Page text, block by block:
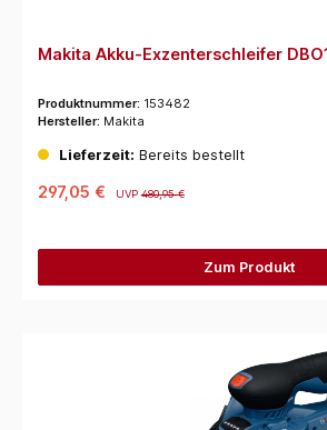
Makita Akku-Exzenterschleifer
Produktnummer: 153482
Hersteller: Makita
Lieferzeit: Bereits bestellt
297,05 € UVP480,95 €
Zum Produkt